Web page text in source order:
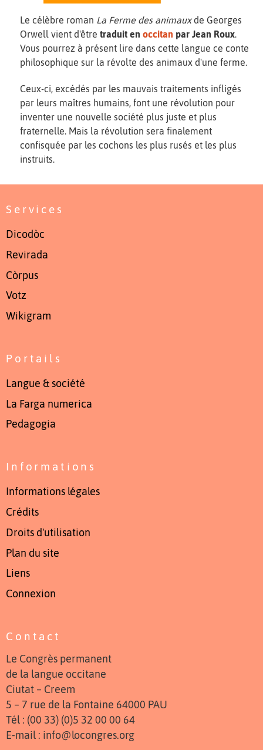
Le célèbre roman La Ferme des animauxde Georges
Orwell vient d'être traduit en occitan par Jean Roux.
Vous pourrez à présent lire dans cette langue ce conte
philosophique sur la révolte des animaux d'une ferme.
Ceux-ci, excédés par les mauvais traitements infligés
par leurs maîtres humains, font une révolution pour
inventer une nouvelle société plus juste et plus
fraternelle. Mais la révolution sera finalement
confisquée par les cochons les plus rusés et les plus
instruits.
Services
Dicodòc
Revirada
Còrpus
Votz
Wikigram
Portails
Langue & société
La Farga numerica
Pedagogia
Informations
Informations légales
Crédits
Droits d'utilisation
Plan du site
Liens
Connexion
Contact
Le Congrès permanent
de la langue occitane
Ciutat – Creem
5 – 7 rue de la Fontaine 64000 PAU
Tél : (00 33) (0)5 32 00 00 64
E-mail : info@locongres.org